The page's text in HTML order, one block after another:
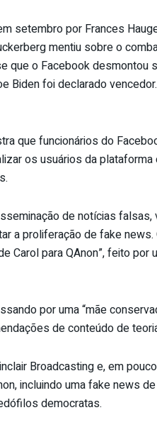
setembro por Frances
mentiu sobre o
que o Facebook desmontou
Biden foi declarado vencedor.
que funcionários do
os usuários da plataforma
de notícias
a proliferação de fake news.
Carol para QAnon”, feito por
por uma “mãe
de conteúdo de
Broadcasting e, em
incluindo uma fake news
democratas.